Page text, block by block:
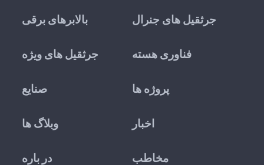
بالابرهای برقی جرثقیل های جنرال
جرثقیل های ویژه فناوری هسته
صنایع پروژه ها
وبلاگ ها اخبار
در باره مخاطب